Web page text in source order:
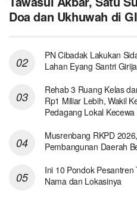
Doa dan Ukhuwah di
PN Cibadak Lakukan
Lahan Eyang Santri
Rehab 3 Ruang Kelas
Rp1 Miliar Lebih, Wakil
Pedagang Lokal
Musrenbang RKPD
Pembangunan Daerah
Ini 10 Pondok
Nama dan Lokasinya